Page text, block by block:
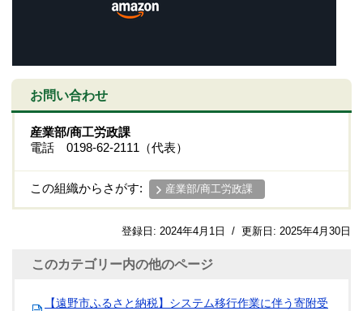
お問い合わせ
産業部/商工労政課
電話 0198-62-2111（代表）
この組織からさがす: 産業部/商工労政課
登録日: 2024年4月1日 / 更新日: 2025年4月30日
このカテゴリー内の他のページ
【遠野市ふるさと納税】システム移行作業に伴う寄附受